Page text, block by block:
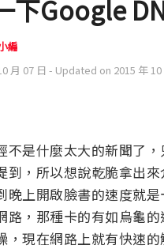
下Google
編
月 07 日 - Updated on 2015 年 10
不是什麼太大的新聞了
到，所以想說乾脆拿出
晚上開啟臉書的速度就
路，那種卡的有如烏龜
，現在網路上就有快速